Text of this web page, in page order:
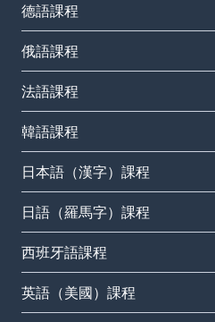
德語課程
俄語課程
法語課程
韓語課程
日本語（漢字）課程
日語（羅馬字）課程
西班牙語課程
英語（美國）課程